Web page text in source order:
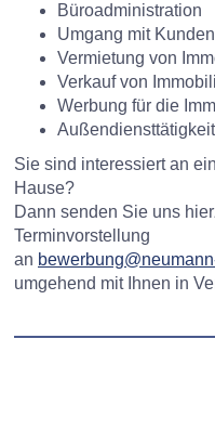
Büroadministration
Umgang mit Kunden
Vermietung von
Verkauf von
Werbung für die
Sie sind interessiert an
Hause?
Dann senden Sie uns
Terminvorstellung
an
umgehend mit Ihnen in